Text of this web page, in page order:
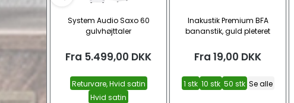
System Audio Saxo 60
gulvhøjttaler
Fra 5.499,00 DKK
Returvare, Hvid satin
Hvid satin
Inakustik Premium BFA
bananstik, guld pleteret
Fra 19,00 DKK
1 stk 10 stk 50 stk Se alle